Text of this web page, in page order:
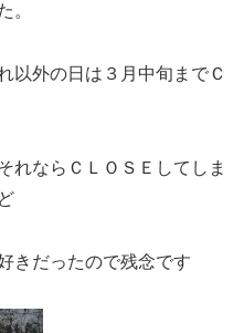
。
以外の日は３月中旬までＣ
れならＣＬＯＳＥしてしま
きだったので残念です